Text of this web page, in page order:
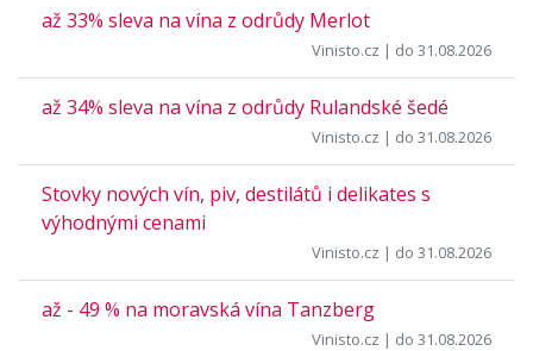
až 33% sleva na vína z odrůdy Merlot
Vinisto.cz | do 31.08.2026
až 34% sleva na vína z odrůdy Rulandské šedé
Vinisto.cz | do 31.08.2026
Stovky nových vín, piv, destilátů i delikates s
výhodnými cenami
Vinisto.cz | do 31.08.2026
až - 49 % na moravská vína Tanzberg
Vinisto.cz | do 31.08.2026